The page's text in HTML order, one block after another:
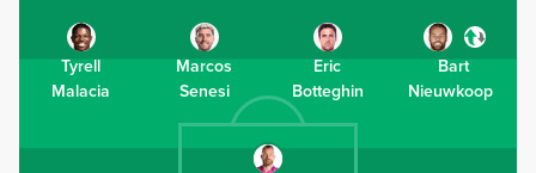
Bart
Nieuwkoop
Eric
Botteghin
Marcos
Senesi
Tyrell
Malacia